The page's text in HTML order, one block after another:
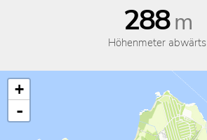
288m
Höhenmeter abwärts
+
-